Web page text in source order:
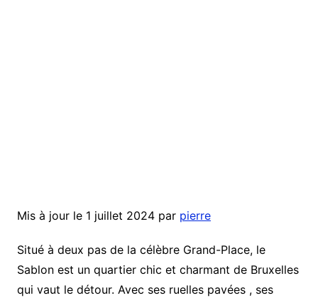
Mis à jour le 1 juillet 2024 par pierre
Situé à deux pas de la célèbre Grand-Place, le
Sablon est un quartier chic et charmant de Bruxelles
qui vaut le détour. Avec ses ruelles pavées , ses